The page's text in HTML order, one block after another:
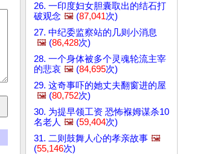
26. 一印度妇女胆囊取出的结石打
破观念 🖼️ (87,041次)
27. 中纪委监察站的几则小消息
🖼️ (86,428次)
28. 一个身体被多个灵魂轮流主宰
的悲哀 🖼️ (84,695次)
29. 这奇事吓的她丈夫翻窗进的屋
🖼️ (80,752次)
30. 为提早领工资 恐怖褓姆谋杀10
名老人 🖼️ (59,404次)
31. 二则鼓舞人心的孝亲故事 🖼️
(55,146次)